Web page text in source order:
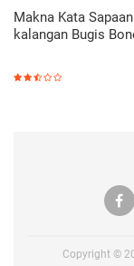
Makna Kata
kalangan Bugis
Copyright ©